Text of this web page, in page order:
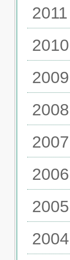
2011
2010
2009
2008
2007
2006
2005
2004